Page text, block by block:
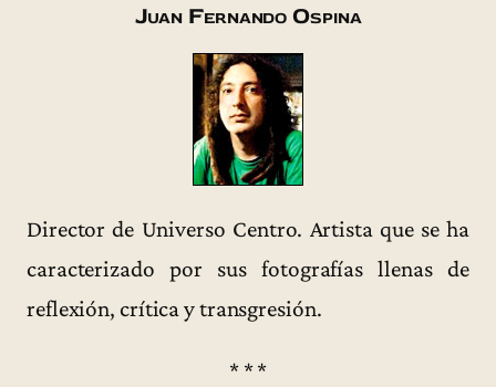
Juan Fernando Ospina
Director de Universo Centro. Artista que se ha
caracterizado por sus fotografías llenas de
reflexión, crítica y transgresión.
* * *